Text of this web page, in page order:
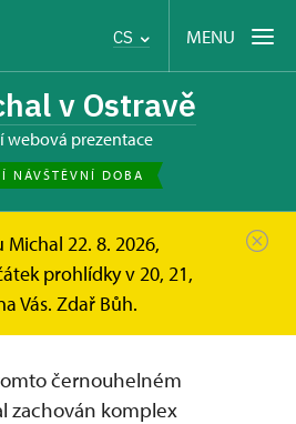
CS MENU
v Ostravě
webová prezentace
NÁVŠTĚVNÍ DOBA
22. 8. 2026,
prohlídky v 20, 21,
Vás. Zdař Bůh.
černouhelném
zachován komplex